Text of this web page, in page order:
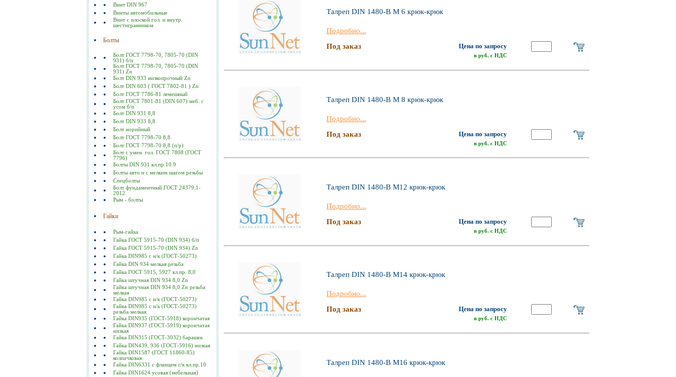
Винт DIN 967
Винты автомобильные
Винт с плоской гол. и внутр.
шестигранником
Болты
Болт ГОСТ 7798-70, 7805-70 (DIN
931) б/п
Болт ГОСТ 7798-70, 7805-70 (DIN
931) Zn
Болт DIN 933 низкопрочный Zn
Болт DIN 603 ( ГОСТ 7802-81 ) Zn
Болт ГОСТ 7786-81 лемешный
Болт ГОСТ 7801-81 (DIN 607) меб. с
усом б/п
Болт DIN 931 8,8
Болт DIN 933 8,8
Болт норийный
Болт ГОСТ 7798-70 8,8
Болт ГОСТ 7798-70 8,8 (п/р)
Болт с умен. гол. ГОСТ 7808 (ГОСТ
7796)
Болты DIN 931 кл.пр.10.9
Болты авто и с мелким шагом резьбы
Спецболты
Болт фундаментный ГОСТ 24379.1-
2012
Рым - болты
Гайки
Рым-гайка
Гайка ГОСТ 5915-70 (DIN 934) б/п
Гайка ГОСТ 5915-70 (DIN 934) Zn
Гайка DIN985 с н/к (ГОСТ-50273)
Гайка DIN 934 мелкая резьба
Гайка ГОСТ 5915, 5927 кл.пр. 8,0
Гайка штучная DIN 934 8,0 Zn
Гайка штучная DIN 934 8,0 Zn резьба
мелкая
Гайка DIN985 с н/к (ГОСТ-50273)
Гайка DIN985 с н/к (ГОСТ-50273)
резьба мелкая
Гайка DIN935 (ГОСТ-5918) корончатая
Гайка DIN937 (ГОСТ-5919) корончатая
низкая
Гайка DIN315 (ГОСТ-3032) барашек
Гайка DIN439, 936 (ГОСТ-5916) низкая
Гайка DIN1587 (ГОСТ 11860-85)
колпачковая
Гайка DIN6331 с фланцем с/к кл.пр.10
Гайка DIN1624 усовая (мебельная)
Талреп DIN 1480-В М 6 крюк-крюк
Подробно...
Под заказ
Цена по запросу
в руб. с НДС
Талреп DIN 1480-В М 8 крюк-крюк
Подробно...
Под заказ
Цена по запросу
в руб. с НДС
Талреп DIN 1480-В М12 крюк-крюк
Подробно...
Под заказ
Цена по запросу
в руб. с НДС
Талреп DIN 1480-В М14 крюк-крюк
Подробно...
Под заказ
Цена по запросу
в руб. с НДС
Талреп DIN 1480-В М16 крюк-крюк